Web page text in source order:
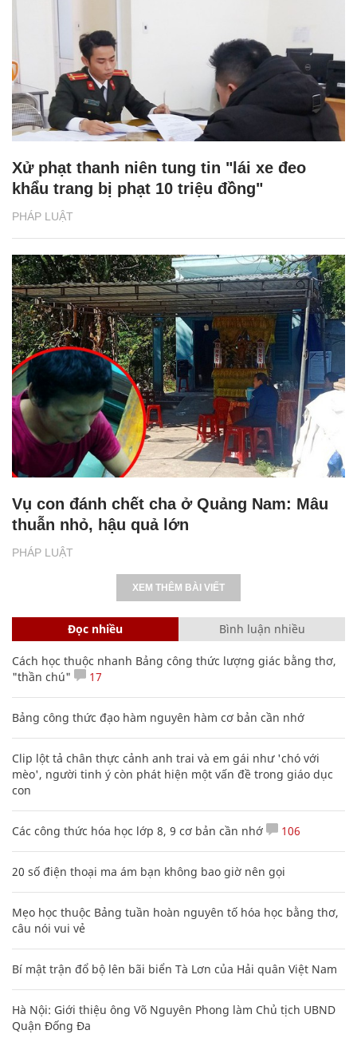
PHÁP LUẬT
Xử phạt thanh niên tung tin "lái xe đeo
khẩu trang bị phạt 10 triệu đồng"
PHÁP LUẬT
Vụ con đánh chết cha ở Quảng Nam: Mâu
thuẫn nhỏ, hậu quả lớn
XEM THÊM BÀI VIẾT
Đọc nhiều Bình luận nhiều
Cách học thuộc nhanh Bảng công thức lượng giác bằng thơ,
"thần chú"
17
Bảng công thức đạo hàm nguyên hàm cơ bản cần nhớ
Clip lột tả chân thực cảnh anh trai và em gái như 'chó với
mèo', người tinh ý còn phát hiện một vấn đề trong giáo dục
con
Các công thức hóa học lớp 8, 9 cơ bản cần nhớ 106
20 số điện thoại ma ám bạn không bao giờ nên gọi
Mẹo học thuộc Bảng tuần hoàn nguyên tố hóa học bằng thơ,
câu nói vui vẻ
Bí mật trận đổ bộ lên bãi biển Tà Lơn của Hải quân Việt Nam
Hà Nội: Giới thiệu ông Võ Nguyên Phong làm Chủ tịch UBND
Quận Đống Đa